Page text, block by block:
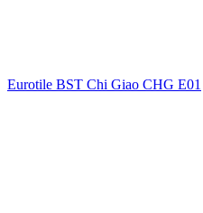
Eurotile BST Chi Giao CHG E01